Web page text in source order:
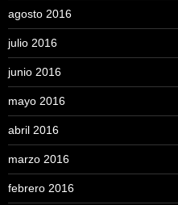
agosto 2016
julio 2016
junio 2016
mayo 2016
abril 2016
marzo 2016
febrero 2016